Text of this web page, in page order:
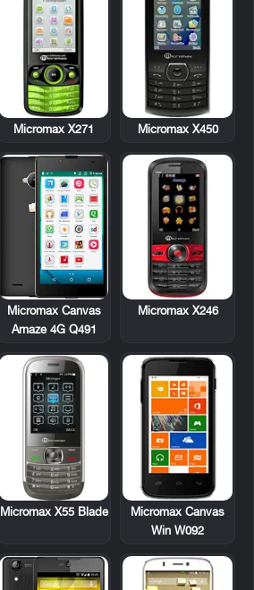
Micromax X450
Micromax X271
Micromax X246
Micromax Canvas
Amaze 4G Q491
Micromax Canvas
Win W092
Micromax X55 Blade